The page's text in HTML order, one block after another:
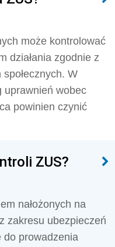
może kontrolować
działania zgodnie z
W
uprawnień wobec
powinien czynić
ZUS?
nałożonych na
zakresu ubezpieczeń
do prowadzenia